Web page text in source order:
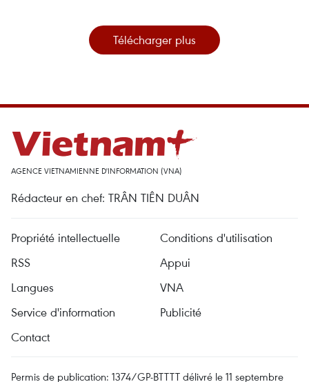
Télécharger plus
AGENCE VIETNAMIENNE D'INFORMATION (VNA)
Rédacteur en chef: TRÂN TIÊN DUÂN
Propriété intellectuelle
Conditions d'utilisation
RSS
Appui
Langues
VNA
Service d'information
Publicité
Contact
Permis de publication: 1374/GP-BTTTT délivré le 11 septembre